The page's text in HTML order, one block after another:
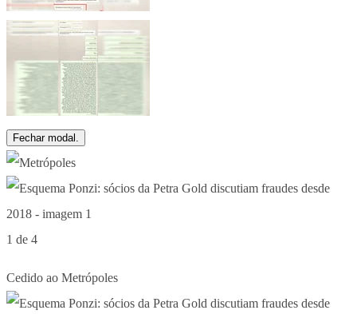
Fechar modal.
1 de 4
Cedido ao Metrópoles